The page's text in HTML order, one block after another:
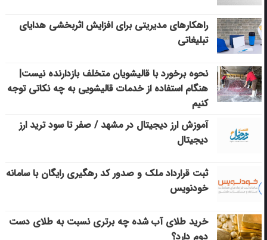
راهکارهای مدیریتی برای افزایش اثربخشی هدایای
تبلیغاتی
نحوه برخورد با قالیشویان متخلف بازدارنده نیست|
هنگام استفاده از خدمات قالیشویی به چه نکاتی توجه
کنیم
آموزش ارز دیجیتال در مشهد / صفر تا سود ترید ارز
دیجیتال
ثبت قرارداد ملک و صدور کد رهگیری رایگان با سامانه
خودنویس
خرید طلای آب شده چه برتری نسبت به طلای دست
دوم دارد؟